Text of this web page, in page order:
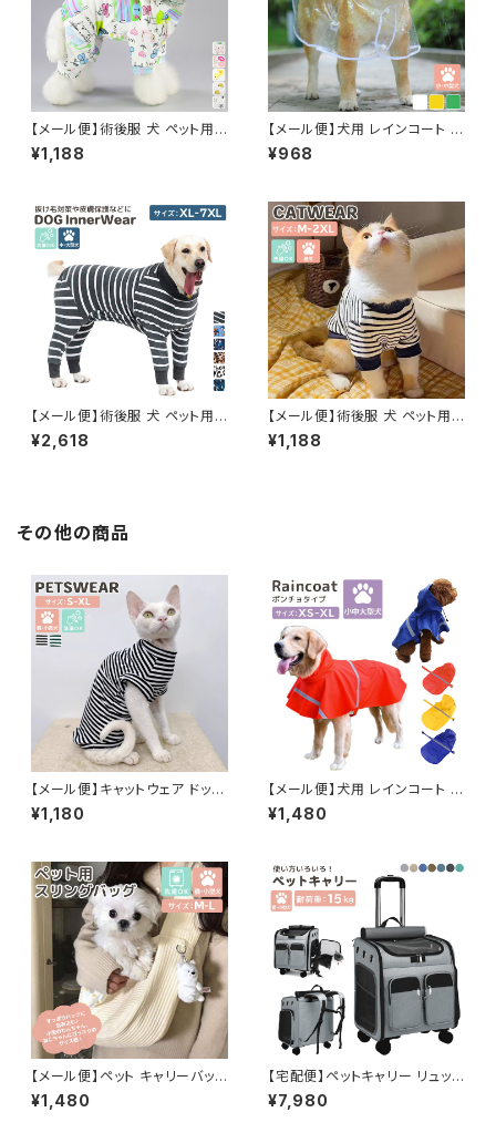
【メール便】術後服 犬 ペット用
品 ロンパース ペットウェア ドッ
グウェア いぬ 小型犬 中型犬 服
¥1,188
【メール便】犬用 レインコート 小
型犬 中型犬 着せやすい フード
付き ケープ ポンチョ 透明 クリ
¥968
【メール便】術後服 犬 ペット用
品 ロンパース ペットウェア ドッ
グウェア いぬ 中型犬 大型犬 服
¥2,618
【メール便】術後服 犬 ペット用
品 ロンパース ペットウェア ドッ
グウェア いぬ 小型犬 中型犬 服
¥1,188
その他の商品
【メール便】キャットウェア ドッグ
ウェア 犬 猫 ボーダー ノースリ
ーブ ペット／pets201
¥1,180
【メール便】犬用 レインコート フ
ード付き ポンチョ 無地 着せや
すい 袖なし／pets010
¥1,480
【メール便】ペット キャリーバッグ
スリング 犬 猫 飛び出し防止 抱
っこひも／pets059
¥1,480
【宅配便】ペットキャリー リュック
バッグ 犬 猫 小型犬 キャスター
付き／pets045
¥7,980